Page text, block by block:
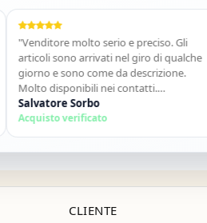
"Venditore molto serio e preciso. Gli
articoli sono arrivati nel giro di qualche
giorno e sono come da descrizione.
Molto disponibili nei contatti.
Consigliato."
Salvatore Sorbo
Acquisto verificato
CLIENTE